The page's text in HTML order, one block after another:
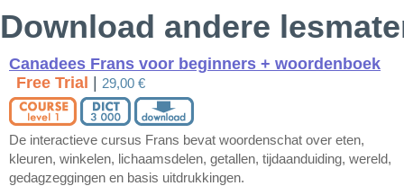
Download andere
Canadees Frans voor beginners + woordenboek
Free Trial
29,00 €
De interactieve cursus Frans bevat woordenschat over eten,
kleuren, winkelen, lichaamsdelen, getallen, tijdaanduiding, wereld,
gedagzeggingen en basis uitdrukkingen.